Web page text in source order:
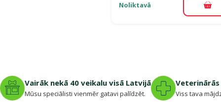
Noliktavā
Vairāk nekā 40 veikalu visā Latvijā
Mūsu speciālisti vienmēr gatavi palīdzēt. Viss tava